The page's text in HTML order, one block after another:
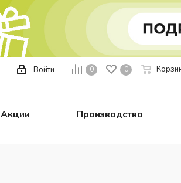
0 0
Войти
Акции Производство